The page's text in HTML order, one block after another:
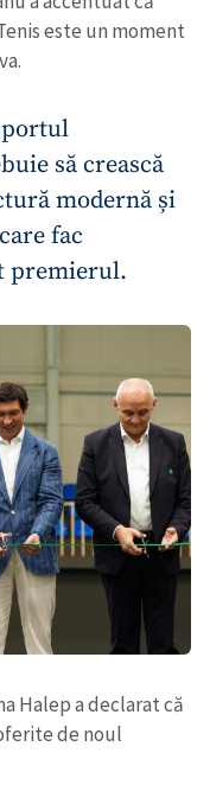
este un moment
să crească
modernă și
fac
premierul.
Halep a declarat că
de noul